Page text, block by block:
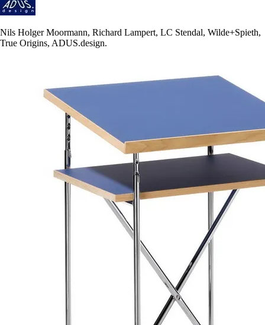
Klassische
Möbel
Regale
Stühle
Tische
Nils Holger Moormann, Richard Lampert, LC Stendal, Wilde+Spieth,
True Origins, ADUS.design.